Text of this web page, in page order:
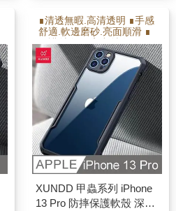
∎清透無暇.高清透明 ∎手感
舒適.軟邊磨砂.亮面順滑 ∎
保護射像頭.高出射像頭2M
M ∎防撞耐摔.增加氣囊瓦
解充擊力 ∎軟硬雙倍保護
XUNDD 甲蟲系列 iPhone
13 Pro 防摔保護軟殼 深海